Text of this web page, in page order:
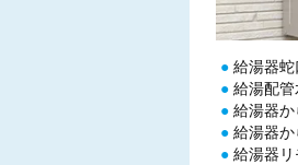
給湯器
給湯配
給湯器
給湯器
給湯器